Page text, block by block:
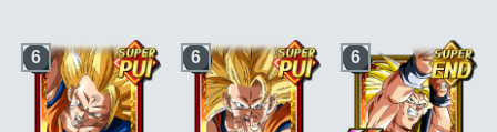
6 6 6